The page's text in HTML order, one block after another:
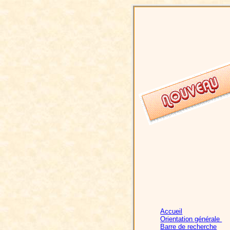
Accueil
Orientation générale
Barre de recherche